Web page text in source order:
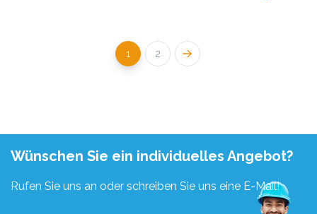
1 2
Wünschen Sie ein individuelles Angebot?
Rufen Sie uns an oder schreiben Sie uns eine E-Mail!